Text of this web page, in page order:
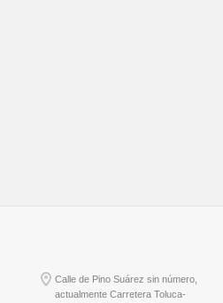
Calle de Pino Suárez sin número,
actualmente Carretera Toluca-